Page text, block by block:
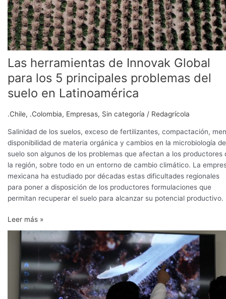
Las herramientas de Innovak Global
para los 5 principales problemas del
suelo en Latinoamérica
.Chile, .Colombia, Empresas, Sin categoría / Redagrícola
Salinidad de los suelos, exceso de fertilizantes, compactación,
disponibilidad de materia orgánica y cambios en la microbiología
suelo son algunos de los problemas que afectan a los productores
la región, sobre todo en un entorno de cambio climático. La
mexicana ha estudiado por décadas estas dificultades regionales
para poner a disposición de los productores formulaciones que
permitan recuperar el suelo para alcanzar su potencial productivo.
5
principales
problemas
del
suelo
en
Latinoamérica
Leer más »
Exudación,
clave
mejorar
desarrollo